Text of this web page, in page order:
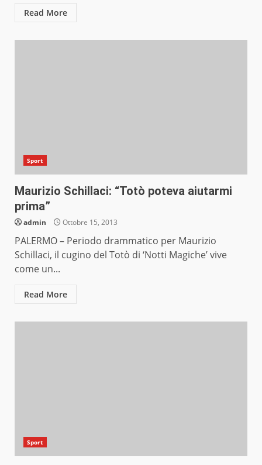
Read More
Sport
Maurizio Schillaci: “Totò poteva aiutarmi
prima”
admin Ottobre 15, 2013
PALERMO – Periodo drammatico per Maurizio
Schillaci, il cugino del Totò di ‘Notti Magiche’ vive
come un...
Read More
Sport